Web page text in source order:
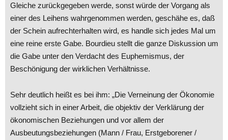
Gleiche zurückgegeben werde, sonst würde der Vorgang als
einer des Leihens wahrgenommen werden, geschähe es, daß
der Schein aufrechterhalten wird, es handle sich jedes Mal um
eine reine erste Gabe. Bourdieu stellt die ganze Diskussion um
die Gabe unter den Verdacht des Euphemismus, der
Beschönigung der wirklichen Verhältnisse.
Sehr deutlich heißt es bei ihm: „Die Verneinung der Ökonomie
vollzieht sich in einer Arbeit, die objektiv der Verklärung der
ökonomischen Beziehungen und vor allem der
Ausbeutungsbeziehungen (Mann / Frau, Erstgeborener /